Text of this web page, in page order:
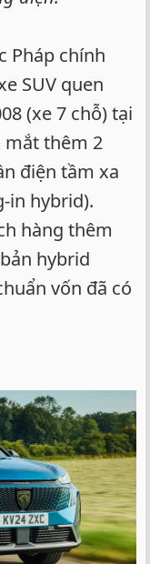
Pháp chính
SUV quen
(xe 7 chỗ) tại
mắt thêm 2
điện tầm xa
in hybrid).
hàng thêm
hybrid
vốn đã có